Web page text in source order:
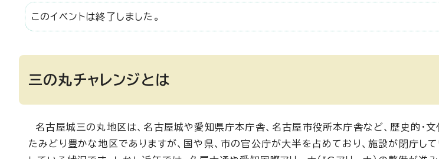
このイベントは終了しました。
三の丸チャレンジとは
名古屋城三の丸地区は、名古屋城や愛知県庁本庁舎、名古屋市役所本庁舎など、歴史的・
たみどり豊かな地区でありますが、国や県、市の官公庁が大半を占めており、施設が閉庁し